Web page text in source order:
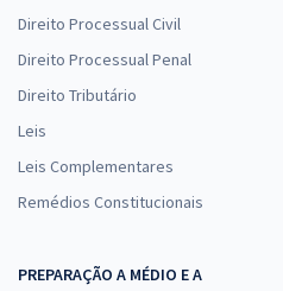
Direito Processual Civil
Direito Processual Penal
Direito Tributário
Leis
Leis Complementares
Remédios Constitucionais
PREPARAÇÃO A MÉDIO E A